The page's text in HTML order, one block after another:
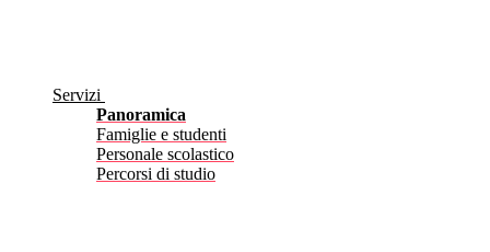
Servizi
Panoramica
Famiglie e studenti
Personale scolastico
Percorsi di studio